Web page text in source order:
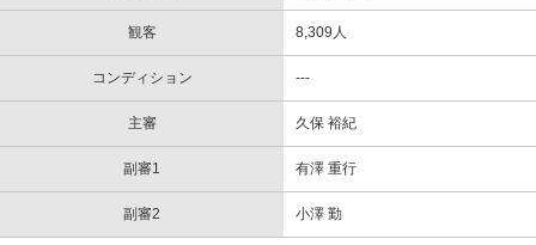
観客 8,309人
コンディション ---
主審 久保 裕紀
副審1 有澤 重行
副審2 小澤 勤